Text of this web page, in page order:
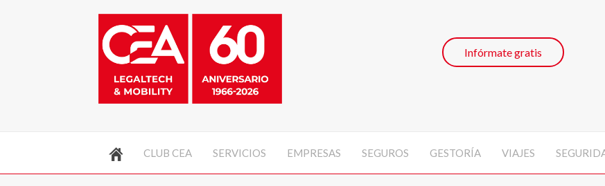
Infórmate gratis
CLUB CEA SERVICIOS EMPRESAS SEGUROS GESTORÍA VIAJES